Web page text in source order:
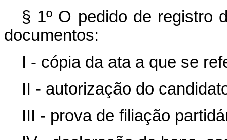
§ 1º O pedido de registro
documentos:
I - cópia da ata a que se
II - autorização do
III - prova de filiação